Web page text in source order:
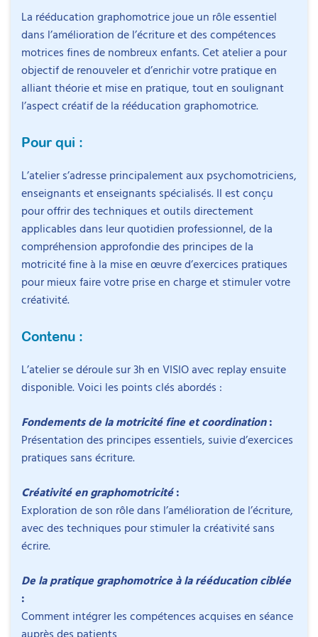
La rééducation graphomotrice joue un rôle essentiel
dans l’amélioration de l’écriture et des compétences
motrices fines de nombreux enfants. Cet atelier a pour
objectif de renouveler et d’enrichir votre pratique en
alliant théorie et mise en pratique, tout en soulignant
l’aspect créatif de la rééducation graphomotrice.
Pour qui :
L’atelier s’adresse principalement aux psychomotriciens,
enseignants et enseignants spécialisés. Il est conçu
pour offrir des techniques et outils directement
applicables dans leur quotidien professionnel, de la
compréhension approfondie des principes de la
motricité fine à la mise en œuvre d’exercices pratiques
pour mieux faire votre prise en charge et stimuler votre
créativité.
Contenu :
L’atelier se déroule sur 3h en VISIO avec replay ensuite
disponible. Voici les points clés abordés :
Fondements de la motricité fine et coordination:
Présentation des principes essentiels, suivie d’exercices
pratiques sans écriture.
Créativité en graphomotricité:
Exploration de son rôle dans l’amélioration de l’écriture,
avec des techniques pour stimuler la créativité sans
écrire.
De la pratique graphomotrice à la rééducation ciblée
:
Comment intégrer les compétences acquises en séance
Objectifs
Intervenant